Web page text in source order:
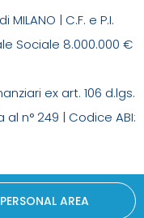
| C.F. e P.I.
Sociale 8.000.000 €
ex art. 106 d.lgs.
n° 249 | Codice ABI:
PERSONAL AREA